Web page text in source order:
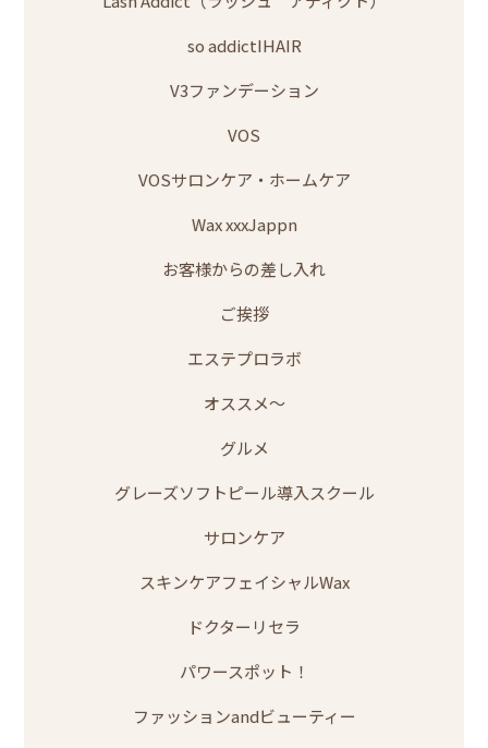
so addictIHAIR
V3ファンデーション
VOS
VOSサロンケア・ホームケア
Wax xxxJappn
お客様からの差し入れ
ご挨拶
エステプロラボ
オススメ～
グルメ
グレーズソフトピール導入スクール
サロンケア
スキンケアフェイシャルWax
ドクターリセラ
パワースポット！
ファッションandビューティー